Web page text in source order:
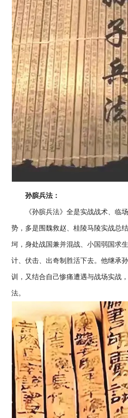
孙膑兵法：
《孙膑兵法》全是实战战术、临场
势，多是围魏救赵、桂陵马陵实战总
坷，身处战国兼并混战、小国弱国求
计、伏击、出奇制胜活下去。他继承
训，又结合自己惨痛遭遇与战场实战
法。